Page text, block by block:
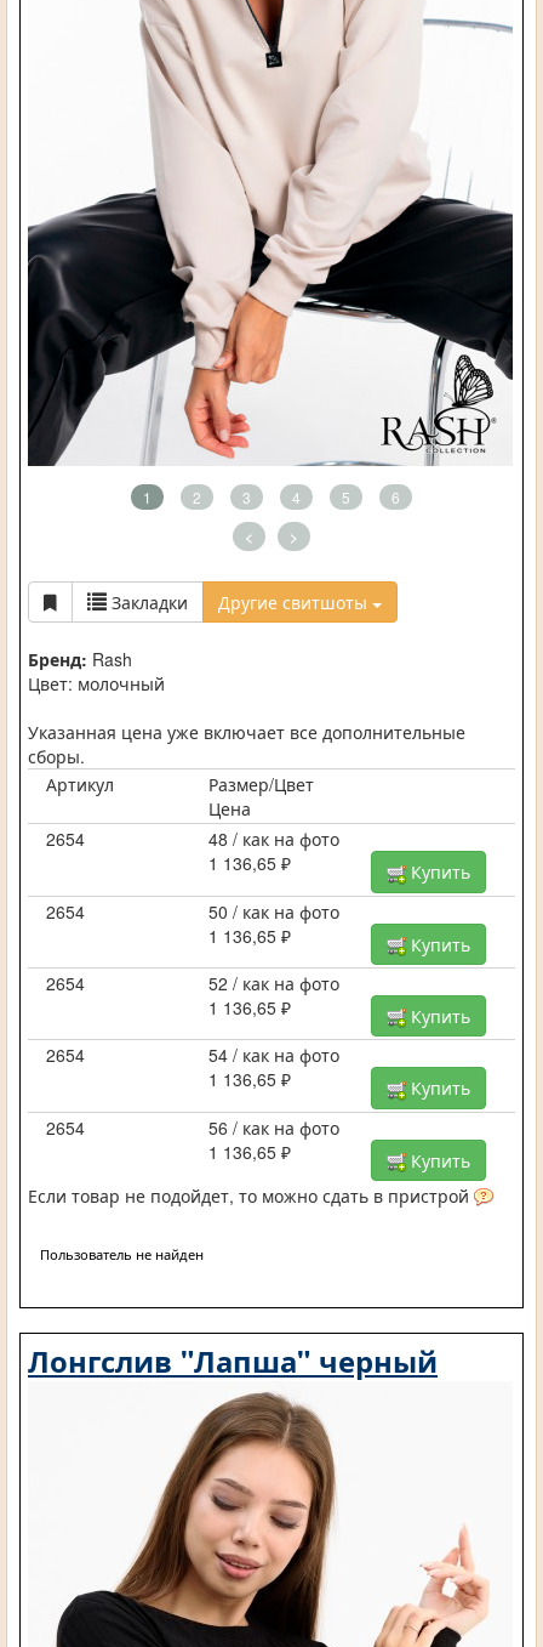
1 2 3 4 5 6
< >
Закладки Другие свитшоты
Бренд: Rash
Цвет: молочный
Указанная цена уже включает все дополнительные
сборы.
Артикул
Размер/Цвет
Цена
2654
48 / как на фото
1 136,65 ₽
Купить
2654
50 / как на фото
1 136,65 ₽
Купить
2654
52 / как на фото
1 136,65 ₽
Купить
2654
54 / как на фото
1 136,65 ₽
Купить
2654
56 / как на фото
1 136,65 ₽
Купить
Если товар не подойдет, то можно сдать в пристрой
Пользователь не найден
Лонгслив "Лапша" черный